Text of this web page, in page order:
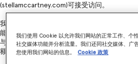
(stellamccartney.com)可接受访问。
我们的职责在于确保网站的设计、开发和运营
能广泛的受众提供可访问的平台，无论其能
与ESSENTIAL Accessibility展开合作，对我们
额外的管理监督。
我们使用 Cookie 以允许我们网站的正常工作、个
社交媒体功能并分析流量。我们还同社交媒体、广
您使用我们网站的信息。
Cookie 政策